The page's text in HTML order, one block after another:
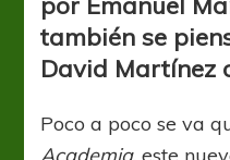
también se
David Martínez
Poco a poco se va